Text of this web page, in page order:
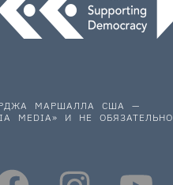
МАРШАЛЛА США —
MEDIA» И НЕ ОБЯЗАТЕЛЬНО